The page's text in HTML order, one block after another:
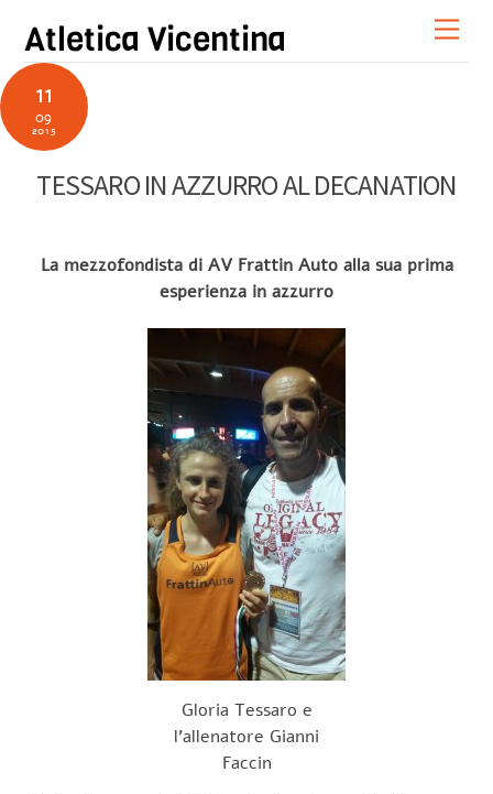
content
Atletica Vicentina
11
09
2015
TESSARO IN AZZURRO AL DECANATION
La mezzofondista di AV Frattin Auto alla sua prima
esperienza in azzurro
Gloria Tessaro e
l’allenatore Gianni
Faccin